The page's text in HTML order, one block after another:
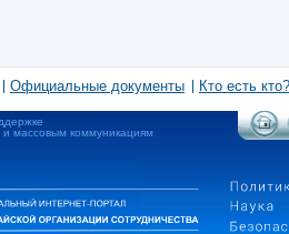
Официальные документы Кто есть кто?
и массовым коммуникациям